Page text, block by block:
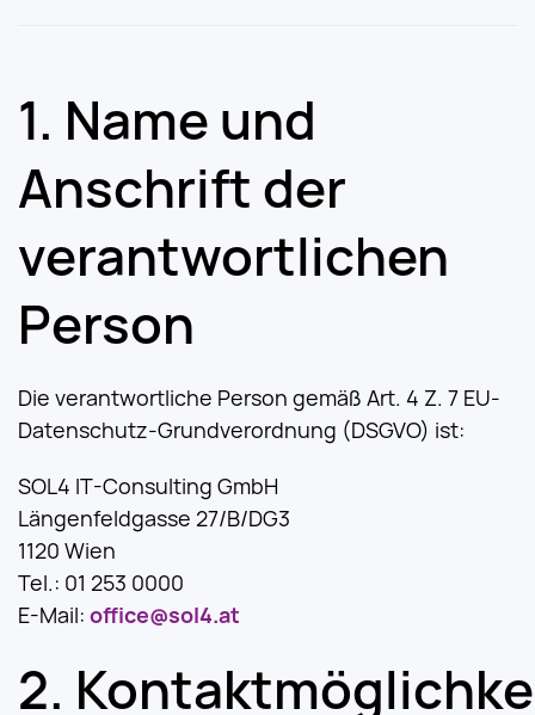
Name und
Anschrift der
verantwortlichen
Person
Die verantwortliche Person gemäß Art. 4 Z. 7 EU-
Datenschutz-Grundverordnung (DSGVO) ist:
SOL4 IT-Consulting GmbH
Längenfeldgasse 27/B/DG3
1120 Wien
Tel.: 01 253 0000
E-Mail: office@sol4.at